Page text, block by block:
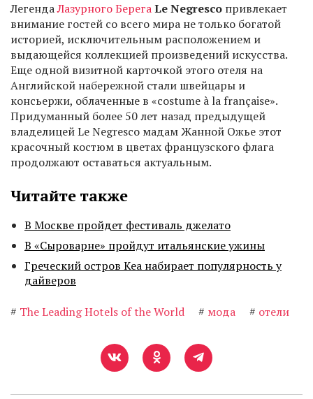
ЛегендаЛазурного БерегаLe Negresco привлекает
внимание гостей со всего мира не только богатой
историей, исключительным расположением и
выдающейся коллекцией произведений искусства.
Еще одной визитной карточкой этого отеля на
Английской набережной стали швейцары и
консьержи, облаченные в «costume à la française».
Придуманный более 50 лет назад предыдущей
владелицей Le Negresco мадам Жанной Ожье этот
красочный костюм в цветах французского флага
продолжают оставаться актуальным.
Читайте также
В Москве пройдет фестиваль джелато
В «Сыроварне» пройдут итальянские ужины
Греческий остров Кеа набирает популярность у
дайверов
# The Leading Hotels of the World # мода # отели